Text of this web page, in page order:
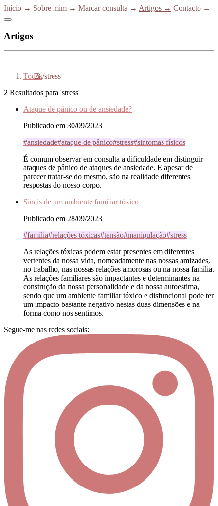
Início → Sobre mim → Marcar consulta → Artigos → Contacto →
Artigos
Todos/stress
2 Resultados para 'stress'
Ataque de pânico ou de ansiedade?
Publicado em 30/09/2023
#ansiedade#ataque de pânico#stress#sintomas físicos
É comum observar em consulta a dificuldade em distinguir
ataques de pânico de ataques de ansiedade. E apesar de
parecer tratar-se do mesmo, são na realidade diferentes
respostas do nosso corpo.
Sinais de um ambiente familiar tóxico
Publicado em 28/09/2023
#família#relações tóxicas#tensão#manipulação#stress
As relações tóxicas podem estar presentes em diferentes
vertentes da nossa vida, nomeadamente nas nossas amizades,
no trabalho, nas nossas relações amorosas ou na nossa família.
As relações familiares são impactantes e determinantes na
construção da nossa personalidade e da nossa autoestima,
sendo que um ambiente familiar tóxico e disfuncional pode ter
um impacto bastante negativo nestas duas dimensões e na
forma como nos sentimos.
Segue-me nas redes sociais: